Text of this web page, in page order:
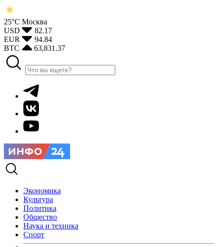
25°С Москва
USD
82.17
EUR
94.84
BTC
63,831.37
Экономика
Культура
Политика
Общество
Наука и техника
Спорт